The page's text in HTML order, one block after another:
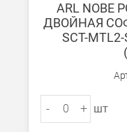
ARL
ДВОЙНАЯ
SCT-
- + шт